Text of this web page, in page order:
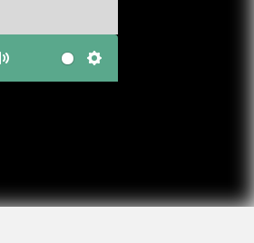
Mute Settings